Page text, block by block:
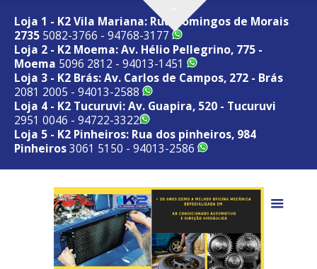
Loja 1 - K2 Vila Mariana: Rua Domingos de Morais
2735 5082-3766 - 94768-3177
Loja 2 - K2 Moema: Av. Hélio Pellegrino, 775 -
Moema 5096 2812 - 94013-1451
Loja 3 - K2 Brás: Av. Carlos de Campos, 272 - Brás
2081 2005 - 94013-2588
Loja 4 - K2 Tucuruvi: Av. Guapira, 520 - Tucuruvi
2951 0046 - 94722-3322
Loja 5 - K2 Pinheiros: Rua dos pinheiros, 984
Pinheiros3061 5150 - 94013-2586